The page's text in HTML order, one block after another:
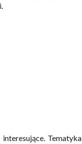
Tematyka